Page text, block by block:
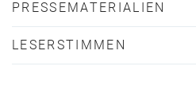
PRESSEMATERIALIEN
LESERSTIMMEN